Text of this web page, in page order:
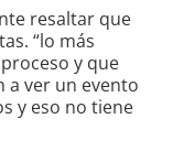
resaltar que
“lo más
y que
a ver un evento
y eso no tiene